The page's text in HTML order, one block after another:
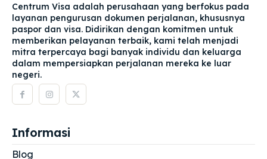
Centrum Visa adalah perusahaan yang berfokus pada
layanan pengurusan dokumen perjalanan, khususnya
paspor dan visa. Didirikan dengan komitmen untuk
memberikan pelayanan terbaik, kami telah menjadi
mitra terpercaya bagi banyak individu dan keluarga
dalam mempersiapkan perjalanan mereka ke luar
negeri.
Informasi
Blog